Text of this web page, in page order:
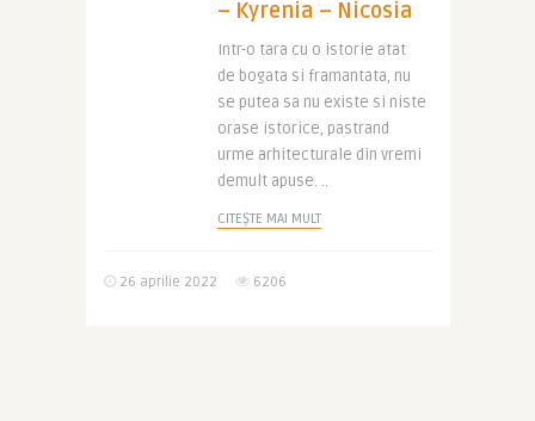
– Kyrenia – Nicosia
Intr-o tara cu o istorie atat
de bogata si framantata, nu
se putea sa nu existe si niste
orase istorice, pastrand
urme arhitecturale din vremi
demult apuse. ..
CITEȘTE MAI MULT
26 aprilie 2022 6206